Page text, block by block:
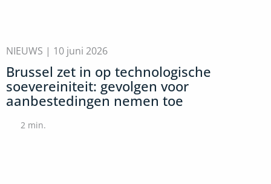
NIEUWS | 10 juni 2026
Brussel zet in op technologische
soevereiniteit: gevolgen voor
aanbestedingen nemen toe
2 min.